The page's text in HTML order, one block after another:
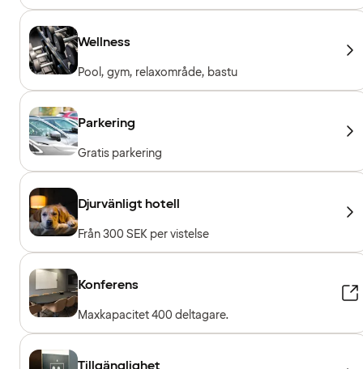
Wellness
Pool, gym, relaxområde, bastu
Parkering
Gratis parkering
Djurvänligt hotell
Från 300 SEK per vistelse
Konferens
Maxkapacitet 400 deltagare.